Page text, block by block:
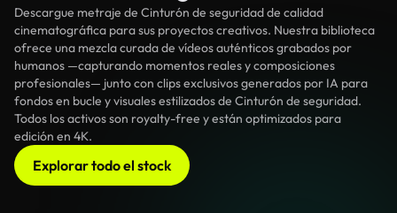
Descargue metraje de Cinturón de seguridad de calidad
cinematográfica para sus proyectos creativos. Nuestra biblioteca
ofrece una mezcla curada de vídeos auténticos grabados por
humanos —capturando momentos reales y composiciones
profesionales— junto con clips exclusivos generados por IA para
fondos en bucle y visuales estilizados de Cinturón de seguridad.
Todos los activos son royalty-free y están optimizados para
edición en 4K.
Explorar todo el stock